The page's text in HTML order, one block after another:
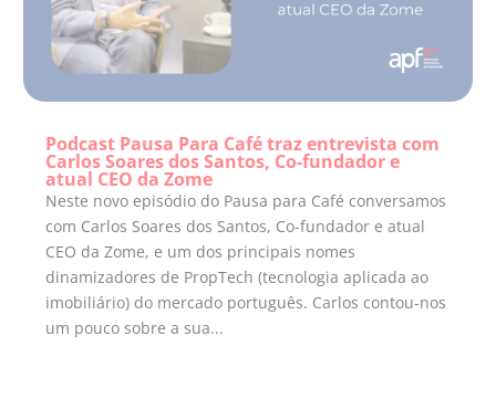
Podcast Pausa Para Café traz entrevista com
Carlos Soares dos Santos, Co-fundador e
atual CEO da Zome
Neste novo episódio do Pausa para Café conversamos
com Carlos Soares dos Santos, Co-fundador e atual
CEO da Zome, e um dos principais nomes
dinamizadores de PropTech (tecnologia aplicada ao
imobiliário) do mercado português. Carlos contou-nos
um pouco sobre a sua...